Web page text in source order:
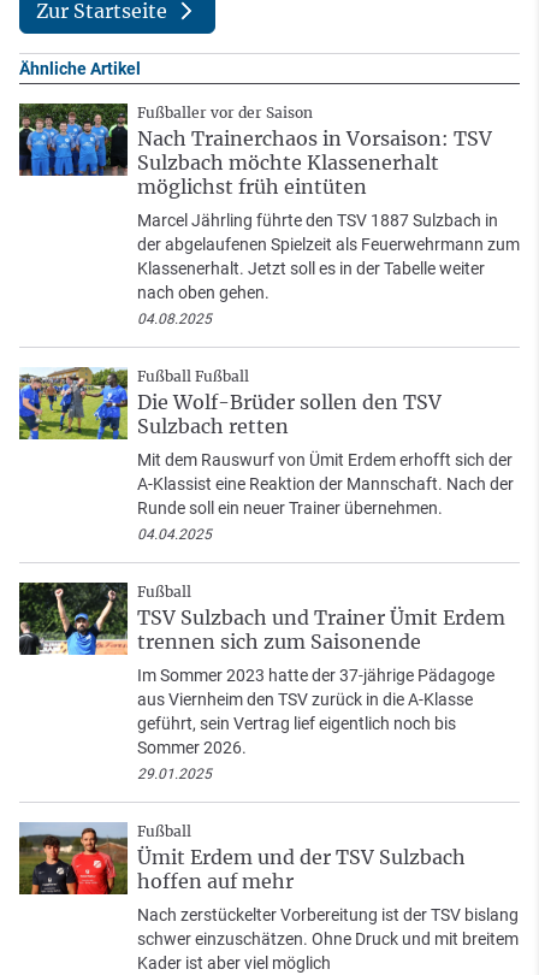
Zur Startseite
Ähnliche Artikel
Fußballer vor der Saison
Nach Trainerchaos in Vorsaison: TSV
Sulzbach möchte Klassenerhalt
möglichst früh eintüten
Marcel Jährling führte den TSV 1887 Sulzbach in
der abgelaufenen Spielzeit als Feuerwehrmann zum
Klassenerhalt. Jetzt soll es in der Tabelle weiter
nach oben gehen.
04.08.2025
Fußball Fußball
Die Wolf-Brüder sollen den TSV
Sulzbach retten
Mit dem Rauswurf von Ümit Erdem erhofft sich der
A-Klassist eine Reaktion der Mannschaft. Nach der
Runde soll ein neuer Trainer übernehmen.
04.04.2025
Fußball
TSV Sulzbach und Trainer Ümit Erdem
trennen sich zum Saisonende
Im Sommer 2023 hatte der 37-jährige Pädagoge
aus Viernheim den TSV zurück in die A-Klasse
geführt, sein Vertrag lief eigentlich noch bis
Sommer 2026.
29.01.2025
Fußball
Ümit Erdem und der TSV Sulzbach
hoffen auf mehr
Nach zerstückelter Vorbereitung ist der TSV bislang
schwer einzuschätzen. Ohne Druck und mit breitem
Kader ist aber viel möglich